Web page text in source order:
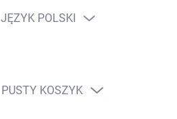
JĘZYK POLSKI
KOSZYK
PUSTY KOSZYK